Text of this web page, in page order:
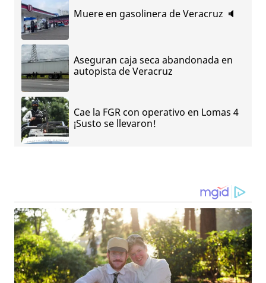
Muere en gasolinera de Veracruz 🔈
Aseguran caja seca abandonada en
autopista de Veracruz
Cae la FGR con operativo en Lomas 4
¡Susto se llevaron!